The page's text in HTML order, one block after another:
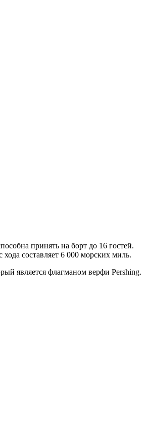
принять на борт до 16 гостей.
составляет 6 000 морских миль.
является флагманом верфи Pershing.